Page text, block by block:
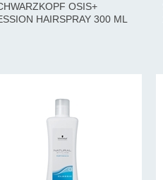
OSIS+
HAIRSPRAY 300 ML